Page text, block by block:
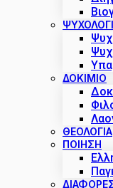
ΔΟΚΊΜΙΟ
ΘΕΟΛΟΓΙΑ
ΠΟΙΗΣΗ